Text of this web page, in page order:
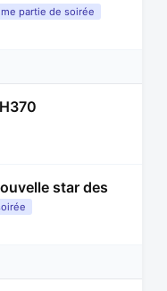
partie de soirée
star des